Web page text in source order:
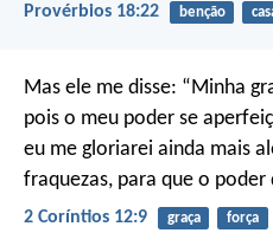
Provérbios 18:22 benção
Mas ele me disse: “Minha
pois o meu poder se
eu me gloriarei ainda mais
fraquezas, para que o
2 Coríntios 12:9 graça força